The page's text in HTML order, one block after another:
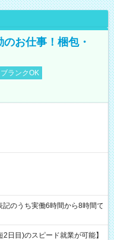
お仕事！梱包・
ブランクOK
日目)のスピード就業が可能】